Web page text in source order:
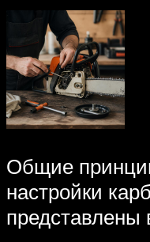
Общие
настройки